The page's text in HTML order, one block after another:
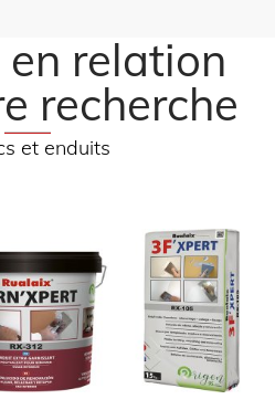
relation
recherche
et enduits